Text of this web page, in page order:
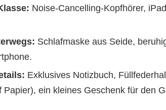
Noise-Cancelling-Kopfhörer,
Schlafmaske aus Seide,
Exklusives Notizbuch,
Papier), ein kleines Geschenk für den